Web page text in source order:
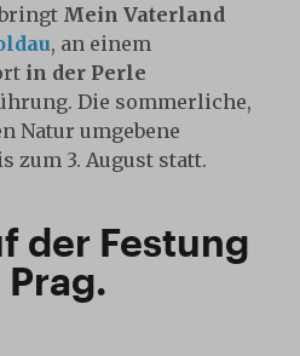
Mein Vaterland
, an einem
in der Perle
Die sommerliche,
Natur umgebene
zum 3. August statt.
der Festung